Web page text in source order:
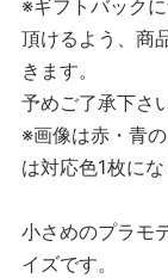
※ギフトバック
頂けるよう、商
きます。
予めご了承下さい
※画像は赤・青
は対応色1枚にな
小さめのプラモ
イズです。